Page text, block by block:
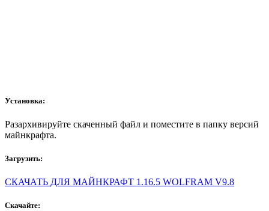
Установка:
Разархивируйте скаченный файл и поместите в папку версий
майнкрафта.
Загрузить:
СКАЧАТЬ ДЛЯ МАЙНКРАФТ 1.16.5 WOLFRAM V9.8
Скачайте: